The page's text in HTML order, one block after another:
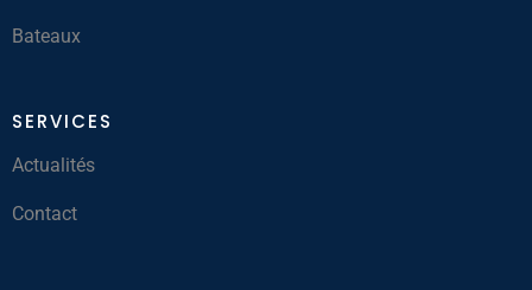
Bateaux
SERVICES
Actualités
Contact